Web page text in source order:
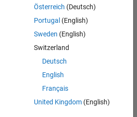
Österreich (Deutsch)
Portugal (English)
Sweden (English)
Switzerland
Deutsch
English
Français
United Kingdom(English)